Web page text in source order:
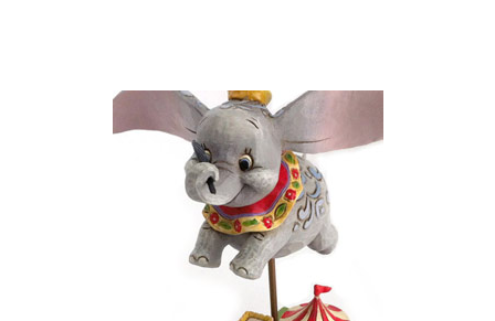
Figura Dumbo Puedo Volar Disney
Figura de Dumbo recreando la
escena “Puedo Volar” del Clásico
de Disney Dumbo realizada por
Jim Shore.